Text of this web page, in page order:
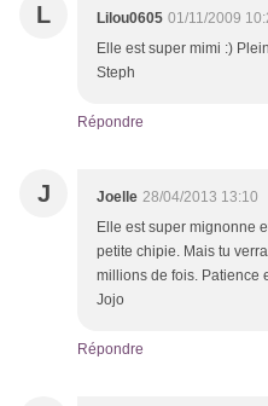
L Lilou0605 01/11/2009
Elle est super mimi :)
Steph
Répondre
J Joelle 28/04/2013 13:10
Elle est super mignonne
petite chipie. Mais tu
millions de fois. Patience
Jojo
Répondre